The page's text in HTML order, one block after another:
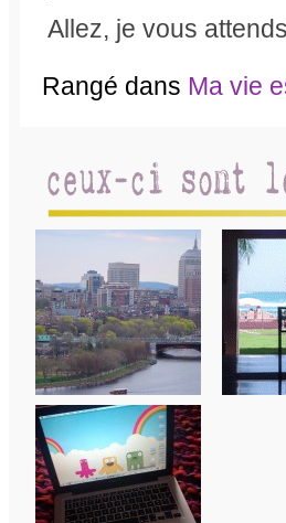
Allez, je vous
Rangé dans Ma vie